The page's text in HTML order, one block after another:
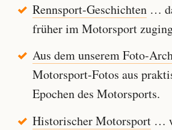
Rennsport-Geschichten…
früher im Motorsport
Aus dem unserem Foto-
Motorsport-Fotos aus
Epochen des Motorsports.
Historischer Motorsport…